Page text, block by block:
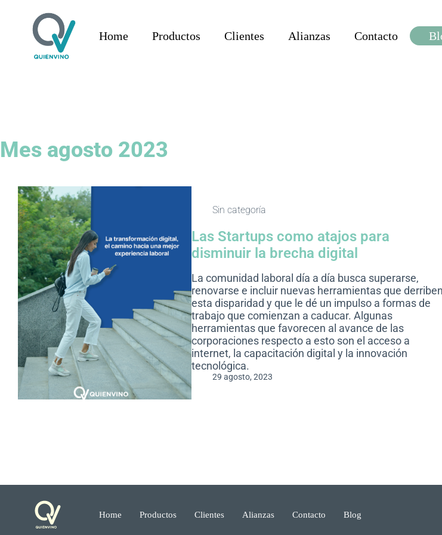
Home Productos Clientes Alianzas Contacto
Mes agosto 2023
Sin categoría
Las Startups como atajos para
disminuir la brecha digital
La comunidad laboral día a día busca superarse,
renovarse e incluir nuevas herramientas que derriben
esta disparidad y que le dé un impulso a formas de
trabajo que comienzan a caducar. Algunas
herramientas que favorecen al avance de las
corporaciones respecto a esto son el acceso a
internet, la capacitación digital y la innovación
tecnológica.
29 agosto, 2023
Home Productos Clientes Alianzas Contacto Blog